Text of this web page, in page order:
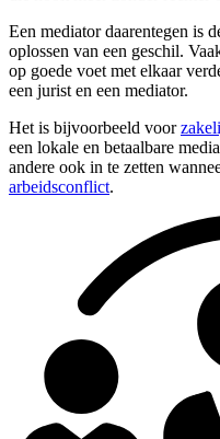
Een mediator daarentegen is
oplossen van een geschil.
op goede voet met elkaar
een jurist en een mediator.
Het is bijvoorbeeld voor
een lokale en betaalbare
andere ook in te zetten
arbeidsconflict.